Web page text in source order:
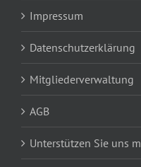
Impressum
Datenschutzerklärung
Mitgliederverwaltung
AGB
Unterstützen Sie uns